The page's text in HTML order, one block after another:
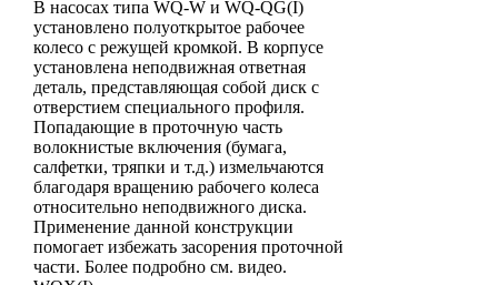
В насосах типа WQ-W и WQ-QG(I)
установлено полуоткрытое рабочее
колесо с режущей кромкой. В корпусе
установлена неподвижная ответная
деталь, представляющая собой диск с
отверстием специального профиля.
Попадающие в проточную часть
волокнистые включения (бумага,
салфетки, тряпки и т.д.) измельчаются
благодаря вращению рабочего колеса
относительно неподвижного диска.
Применение данной конструкции
помогает избежать засорения проточной
части. Более подробно см. видео.